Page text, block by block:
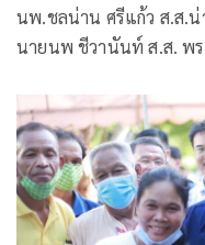
นพ.ชลน่าน ศรีแก้ว ส.ส.
นายนพ ชีวานันท์ ส.ส. พร